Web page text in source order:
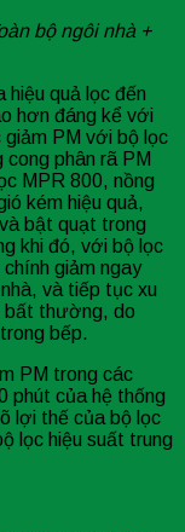
bộ ngôi nhà +
hiệu quả lọc đến
hơn đáng kể với
PM với bộ lọc
phân rã PM
MPR 800, nồng
kém hiệu quả,
bật quạt trong
khi đó, với bộ lọc
giảm ngay
và tiếp tục xu
bất thường, do
bếp.
PM trong các
phút của hệ thống
lợi thế của bộ lọc
lọc hiệu suất trung